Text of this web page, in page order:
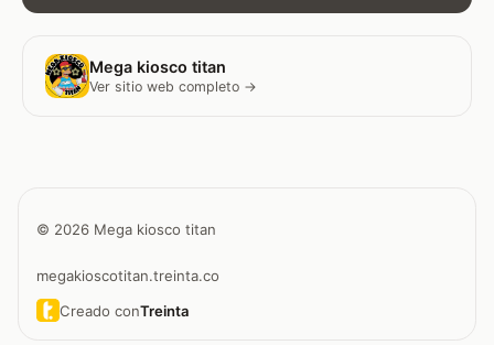
Mega kiosco titan
Ver sitio web completo →
© 2026 Mega kiosco titan
megakioscotitan.treinta.co
Creado conTreinta